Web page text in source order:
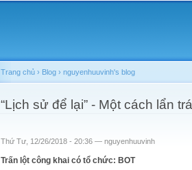
You are here
Trang chủ › Blog › nguyenhuuvinh's blog
“Lịch sử để lại” - Một cách lẩn
Thứ Tư, 12/26/2018 - 20:36 — nguyenhuuvinh
Trấn lột công khai có tổ chức: BOT